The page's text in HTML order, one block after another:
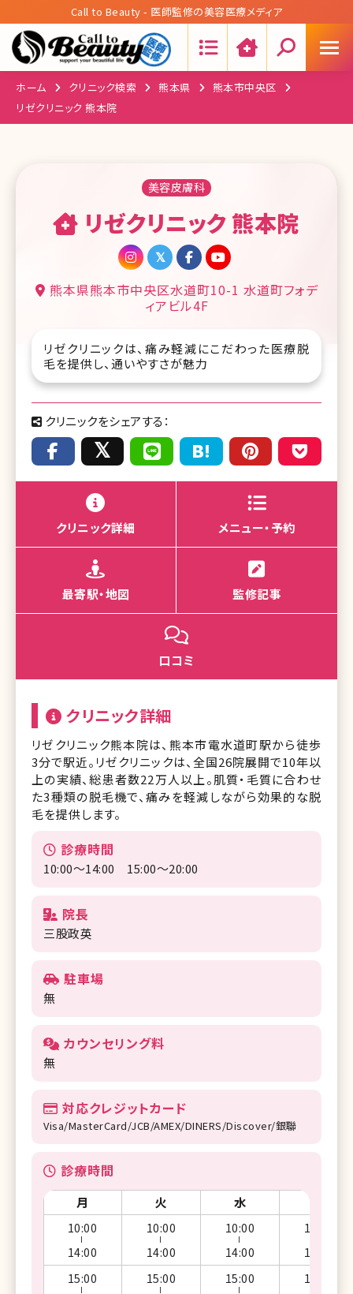
Call to Beauty - 医師監修の美容医療メディア
ホーム クリニック検索 熊本県
熊本市中央区
リゼクリニック 熊本院
美容皮膚科
リゼクリニック 熊本院
熊本県熊本市中央区水道町10-1 水道町フォデ
ィアビル4F
リゼクリニックは、痛み軽減にこだわった医療脱
毛を提供し、通いやすさが魅力
クリニックをシェアする：
クリニック詳細 メニュー・予約
最寄駅・地図 監修記事
口コミ
クリニック詳細
リゼクリニック熊本院は、熊本市電水道町駅から徒歩
3分で駅近。リゼクリニックは、全国26院展開で10年以
上の実績、総患者数22万人以上。肌質・毛質に合わせ
た3種類の脱毛機で、痛みを軽減しながら効果的な脱
毛を提供します。
診療時間
10:00～14:00 15:00～20:00
院長
三股政英
駐車場
無
カウンセリング料
無
対応クレジットカード
Visa/MasterCard/JCB/AMEX/DINERS/Discover/銀聯
診療時間
月 火 水
10:00
14:00
15:00
10:00
14:00
15:00
10:00
14:00
15:00
10:00
14:00
15:00